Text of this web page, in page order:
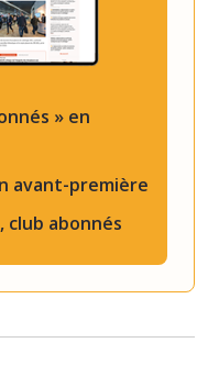
» en
avant-première
abonnés